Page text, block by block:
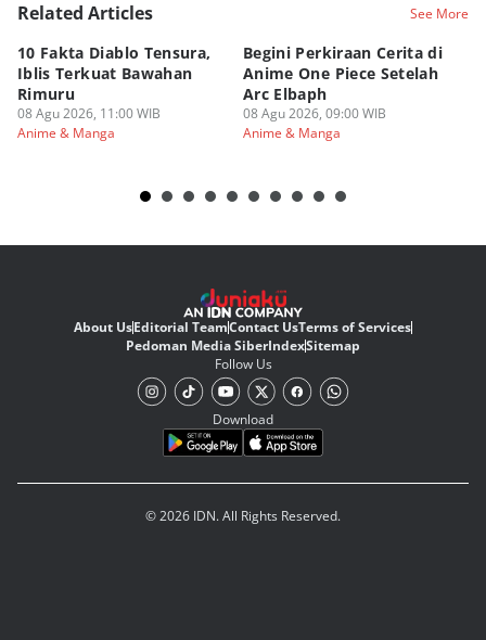
Related Articles See More
10 Fakta Diablo Tensura,
Iblis Terkuat Bawahan
Rimuru
08 Agu 2026, 11:00 WIB
Anime & Manga
Begini Perkiraan Cerita di
Anime One Piece Setelah
Arc Elbaph
08 Agu 2026, 09:00 WIB
Anime & Manga
About UsEditorial TeamContact UsTerms of Services
Pedoman Media SiberIndexSitemap
Follow Us
Download
© 2026 IDN. All Rights Reserved.